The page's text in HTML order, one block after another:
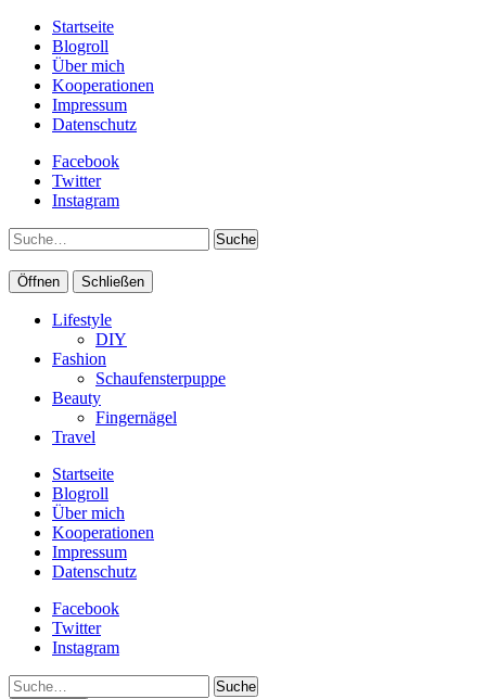
Startseite
Blogroll
Über mich
Kooperationen
Impressum
Datenschutz
Facebook
Twitter
Instagram
Suche
Öffnen Schließen
Lifestyle
DIY
Fashion
Schaufensterpuppe
Beauty
Fingernägel
Travel
Startseite
Blogroll
Über mich
Kooperationen
Impressum
Datenschutz
Facebook
Twitter
Instagram
Suche